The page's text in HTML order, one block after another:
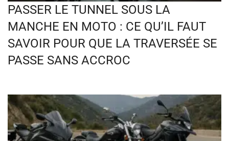
PASSER LE TUNNEL SOUS LA
MANCHE EN MOTO : CE QU’IL FAUT
SAVOIR POUR QUE LA TRAVERSÉE SE
PASSE SANS ACCROC